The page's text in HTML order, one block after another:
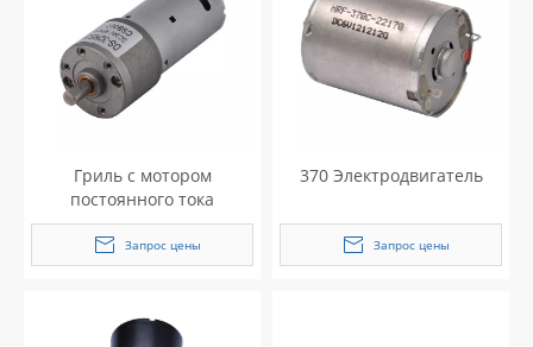
Гриль с мотором
постоянного тока
Запрос цены
370 Электродвигатель
Запрос цены